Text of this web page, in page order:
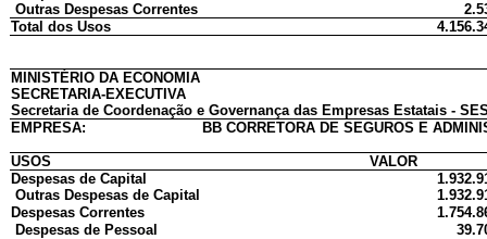
Outras Despesas Correntes
Total dos Usos
MINISTÉRIO DA ECONOMIA
SECRETARIA-EXECUTIVA
Secretaria de Coordenação e Governança das Empresas Estatais -
EMPRESA:
BB CORRETORA DE SEGUROS E
USOS
VALOR
Despesas de Capital
Outras Despesas de Capital
Despesas Correntes
Despesas de Pessoal